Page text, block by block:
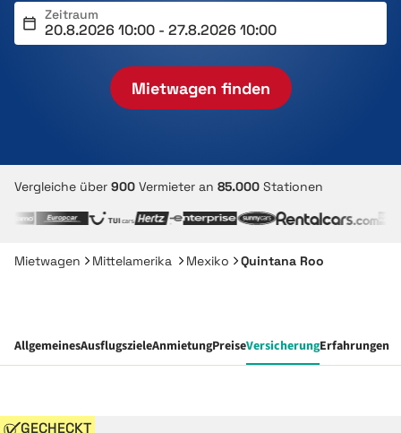
Zeitraum
Mietwagen finden
Vergleiche über 900 Vermieter an 85.000 Stationen
Mietwagen Mittelamerika Mexiko Quintana Roo
AllgemeinesAusflugszieleAnmietungPreiseVersicherungErfahrungen
GECHECKT